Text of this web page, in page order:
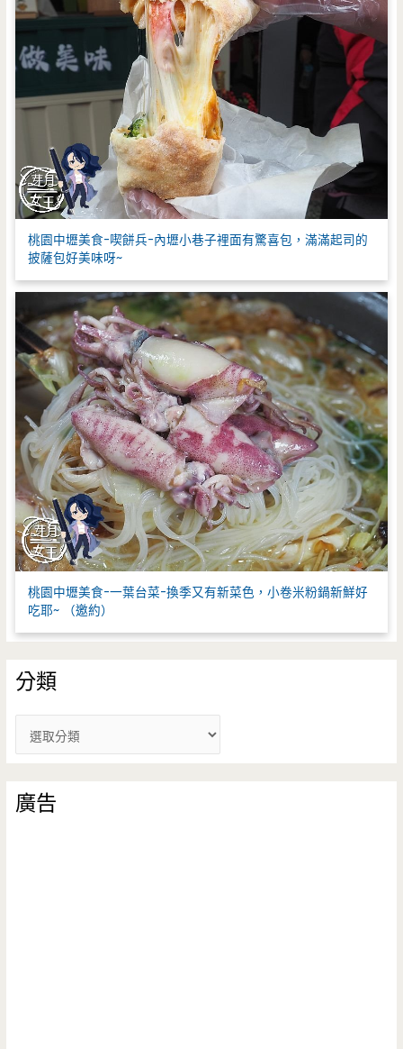
桃園中壢美食-喫餅兵-內壢小巷子裡面有驚喜包，滿滿起司的
披薩包好美味呀~
桃園中壢美食-一葉台菜-換季又有新菜色，小卷米粉鍋新鮮好
吃耶~ （邀約）
分類
類
廣告